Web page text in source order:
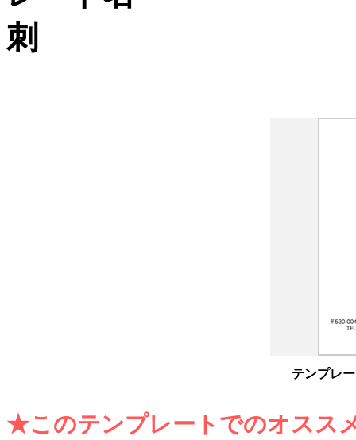
テンプレ
★このテンプレートでのオスス